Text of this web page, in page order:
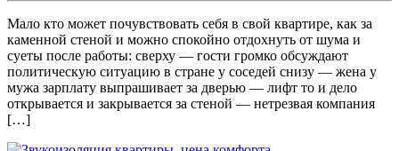
Мало кто может почувствовать себя в свой квартире, как за
каменной стеной и можно спокойно отдохнуть от шума и
суеты после работы: сверху — гости громко обсуждают
политическую ситуацию в стране у соседей снизу — жена у
мужа зарплату выпрашивает за дверью — лифт то и дело
открывается и закрывается за стеной — нетрезвая компания
[…]